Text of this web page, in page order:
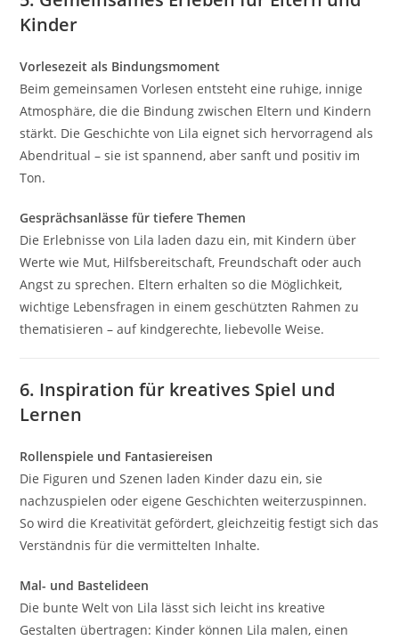
Kinder
Vorlesezeit als Bindungsmoment
Beim gemeinsamen Vorlesen entsteht eine ruhige, innige
Atmosphäre, die die Bindung zwischen Eltern und Kindern
stärkt. Die Geschichte von Lila eignet sich hervorragend als
Abendritual – sie ist spannend, aber sanft und positiv im
Ton.
Gesprächsanlässe für tiefere Themen
Die Erlebnisse von Lila laden dazu ein, mit Kindern über
Werte wie Mut, Hilfsbereitschaft, Freundschaft oder auch
Angst zu sprechen. Eltern erhalten so die Möglichkeit,
wichtige Lebensfragen in einem geschützten Rahmen zu
thematisieren – auf kindgerechte, liebevolle Weise.
6. Inspiration für kreatives Spiel und
Lernen
Rollenspiele und Fantasiereisen
Die Figuren und Szenen laden Kinder dazu ein, sie
nachzuspielen oder eigene Geschichten weiterzuspinnen.
So wird die Kreativität gefördert, gleichzeitig festigt sich das
Verständnis für die vermittelten Inhalte.
Mal- und Bastelideen
Die bunte Welt von Lila lässt sich leicht ins kreative
Gestalten übertragen: Kinder können Lila malen, einen